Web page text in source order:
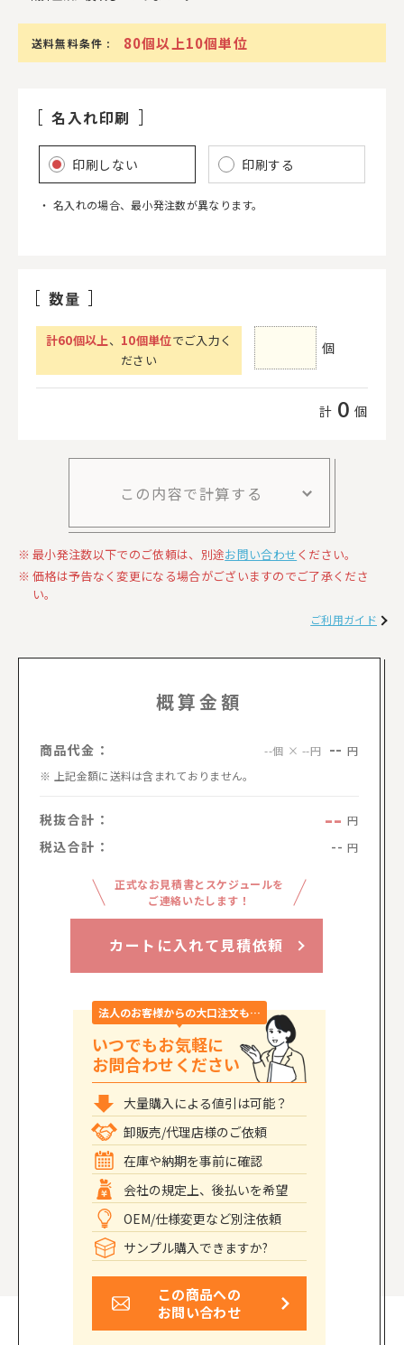
送料無料条件 : 80個以上10個単位
名入れ印刷
印刷しない 印刷する
名入れの場合、最小発注数が異なります。
数量
計60個以上、 10個単位でご入力く
ださい
個
計 0 個
この内容で計算する
最小発注数以下でのご依頼は、別途お問い合わせください。
価格は予告なく変更になる場合がございますのでご了承くださ
い。
ご利用ガイド
概算金額
商品代金： --個 × --円 -- 円
上記金額に送料は含まれておりません。
税抜合計： -- 円
税込合計： -- 円
正式なお見積書とスケジュールを
ご連絡いたします！
カートに入れて見積依頼
法人のお客様からの大口注文も…
いつでもお気軽に
お問合わせください
大量購入による値引は可能？
卸販売/代理店様のご依頼
在庫や納期を事前に確認
会社の規定上、後払いを希望
OEM/仕様変更など別注依頼
サンプル購入できますか?
この商品への
お問い合わせ